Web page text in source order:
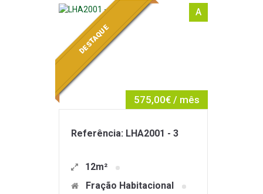
A
575,00€ / mês
DESTAQUE
Referência: LHA2001 - 3
12m²
Fração Habitacional